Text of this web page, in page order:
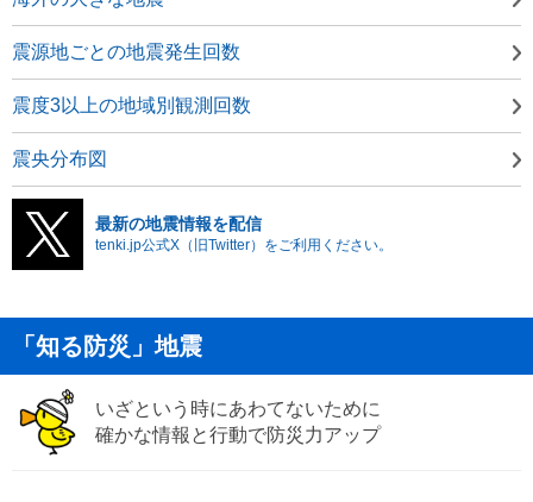
震源地ごとの地震発生回数
震度3以上の地域別観測回数
震央分布図
最新の地震情報を配信
tenki.jp公式X（旧Twitter）をご利用ください。
「知る防災」地震
いざという時にあわてないために
確かな情報と行動で防災力アップ